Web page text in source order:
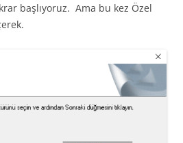
başlıyoruz. Ama bu kez Özel